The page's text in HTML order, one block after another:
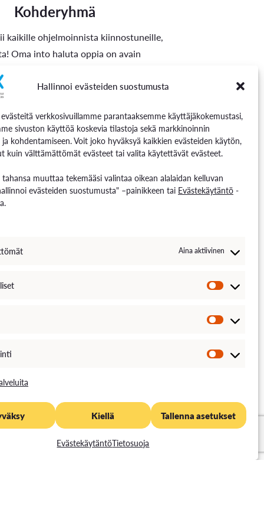
Hallinnoi evästeiden suostumusta
verkkosivuillamme parantaaksemme käyttäjäkokemustasi,
sivuston käyttöä koskevia tilastoja sekä markkinoinnin
kohdentamiseen. Voit joko hyväksyä kaikkien evästeiden käytön,
kuin välttämättömät evästeet tai valita käytettävät evästeet.
muuttaa tekemääsi valintaa oikean alalaidan kelluvan
evästeiden suostumusta" –painikkeen tai Evästekäytäntö -
Aina aktiivinen
Kiellä Tallenna asetukset
EvästekäytäntöTietosuoja
Kohderyhmä
kaikille ohjelmoinnista kiinnostuneille,
Oma into haluta oppia on avain
Toteutuskieli
Opintopisteet